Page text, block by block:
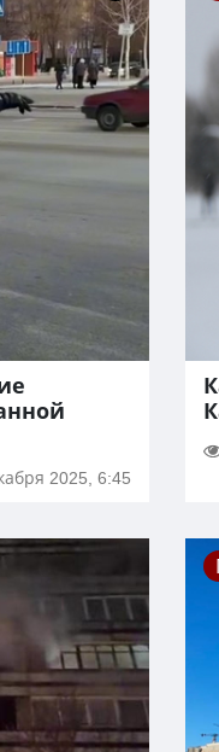
2025, 6:45